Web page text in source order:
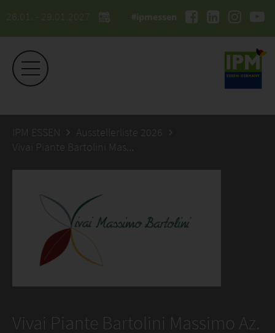
26.01. - 29.01.2027 #ipmessen
IPM ESSEN
Ausstellerliste 2026
Vivai Piante Bartolini Massimo Az. Agricola
Vivai Piante Bartolini Massimo Az.